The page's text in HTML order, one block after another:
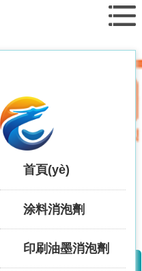
首頁(yè)
涂料消泡劑
印刷油墨消泡劑